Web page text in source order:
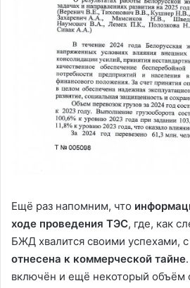
Ещё раз напомним, что
ходе проведения ТЭС, где, как
БЖД хвалится своими успехами,
отнесена к коммерческой тайне
включён и ещё некоторый объём